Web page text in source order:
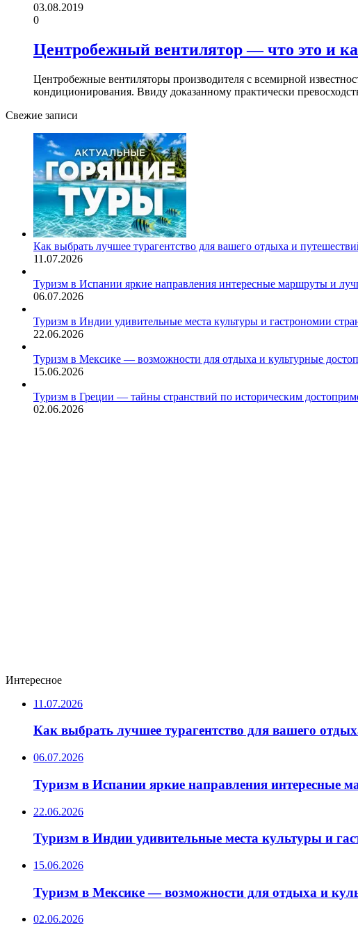
03.08.2019
0
Центробежный вентилятор — что это и
Центробежные вентиляторы производителя с всемирной
кондиционирования. Ввиду доказанному практически
Свежие записи
Как выбрать лучшее турагентство для вашего отдыха и
11.07.2026
Туризм в Испании яркие направления интересные маршруты и
06.07.2026
Туризм в Индии удивительные места культуры и гастрономии
22.06.2026
Туризм в Мексике — возможности для отдыха и культурные
15.06.2026
Туризм в Греции — тайны странствий по историческим
02.06.2026
Интересное
11.07.2026
Как выбрать лучшее турагентство для вашего
06.07.2026
Туризм в Испании яркие направления интересные
22.06.2026
Туризм в Индии удивительные места культуры и
15.06.2026
Туризм в Мексике — возможности для отдыха и
02.06.2026